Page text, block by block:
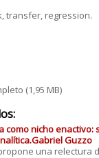
transfer, regression.
(1,95 MB)
como nicho enactivo:
Guzzo
una relectura